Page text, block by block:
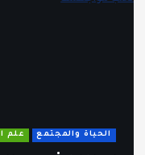
الحياة والمجتمع علم